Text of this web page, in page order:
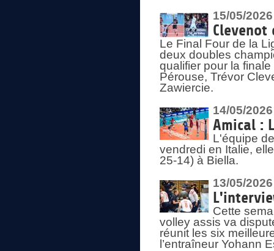
15/05/2026
Le Final Four de la
deux doubles
qualifier pour la
Pérouse, Trévor
Zawiercie.
14/05/2026
Amical :
L'équipe
vendredi en Italie,
25-14) à Biella.
13/05/2026
Cette
volley assis va
réunit les six
l’entraîneur Yohann